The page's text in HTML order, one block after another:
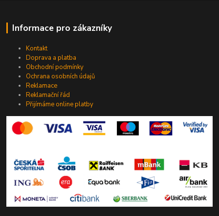
Informace pro zákazníky
Kontakt
Doprava a platba
Obchodní podmínky
Ochrana osobních údajů
Reklamace
Reklamační řád
Přijímáme online platby